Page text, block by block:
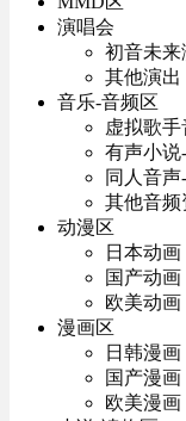
演唱会
初音未来
其他演出
音乐-音频区
虚拟歌手
有声小说
同人音
其他音频
动漫区
日本动画
国产动画
欧美动画
漫画区
日韩漫画
国产漫画
欧美漫画